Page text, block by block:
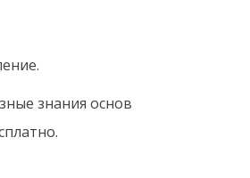
знания основ